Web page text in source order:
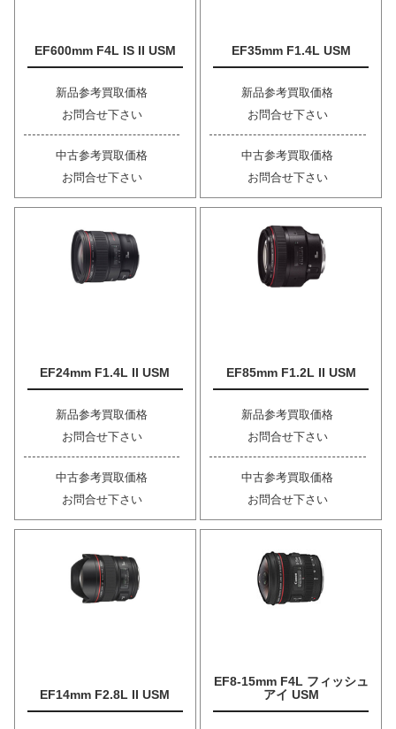
EF600mm F4L IS II USM
新品参考買取価格
お問合せ下さい
中古参考買取価格
お問合せ下さい
EF35mm F1.4L USM
新品参考買取価格
お問合せ下さい
中古参考買取価格
お問合せ下さい
EF24mm F1.4L II USM
新品参考買取価格
お問合せ下さい
中古参考買取価格
お問合せ下さい
EF85mm F1.2L II USM
新品参考買取価格
お問合せ下さい
中古参考買取価格
お問合せ下さい
EF14mm F2.8L II USM
EF8-15mm F4L フィッシュ
アイ USM